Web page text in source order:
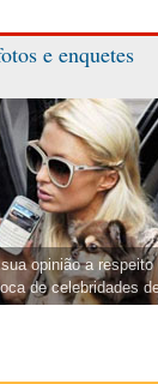
e enquetes
opinião a respeito
de celebridades